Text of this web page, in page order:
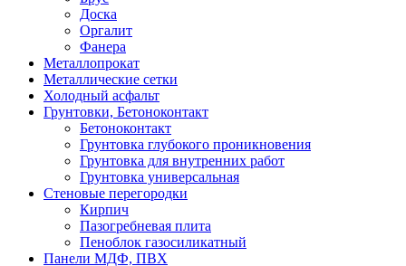
Доска
Оргалит
Фанера
Металлопрокат
Металлические сетки
Холодный асфальт
Грунтовки, Бетоноконтакт
Бетоноконтакт
Грунтовка глубокого проникновения
Грунтовка для внутренних работ
Грунтовка универсальная
Стеновые перегородки
Кирпич
Пазогребневая плита
Пеноблок газосиликатный
Панели МДФ, ПВХ